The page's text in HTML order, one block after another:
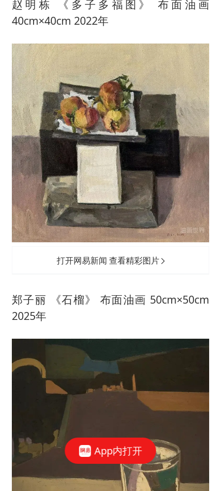
赵明栋 《多子多福图》 布面油画
40cm×40cm 2022年
打开网易新闻 查看精彩图片
郑子丽 《石榴》 布面油画 50cm×50cm
2025年
App内打开